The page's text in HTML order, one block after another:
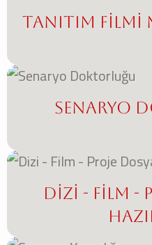
Tanıtım Filmi
Senaryo
Dizi - Film -